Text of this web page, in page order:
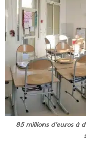
85 millions d’euros à